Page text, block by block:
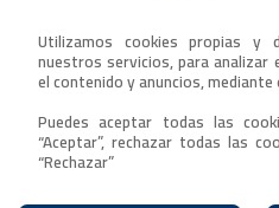
Utilizamos cookies propias y
nuestros servicios, para
el contenido y anuncios,
Puedes aceptar todas las
“Aceptar”, rechazar todas las
“Rechazar”